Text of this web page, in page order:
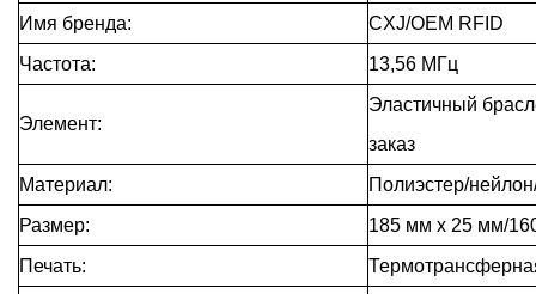
Имя бренда:
CXJ/OEM RFID
Частота:
13,56 МГц
Элемент:
Эластичный
заказ
Материал:
Полиэстер/
Размер:
185 мм х 25 мм/
Печать: